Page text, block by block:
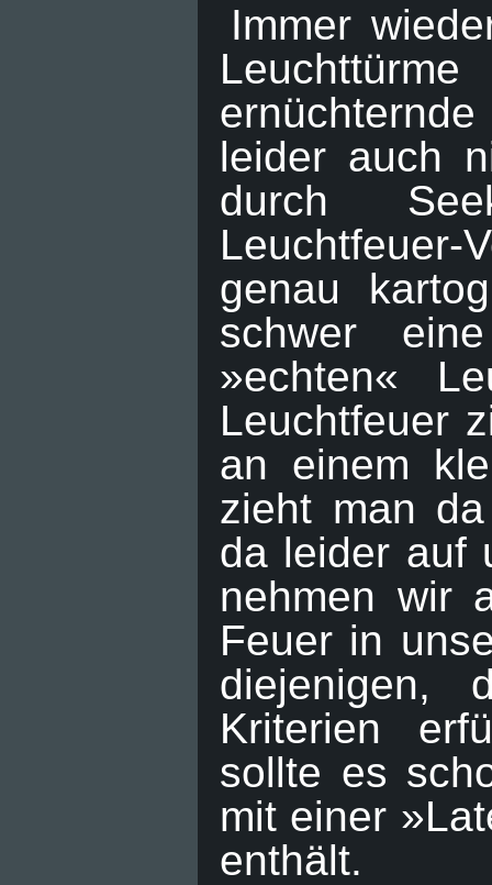
Immer
leider auch
durch
genau
schwer
»echten«
Leuchtfeuer
an einem
zieht man
da leider auf
nehmen wir
Feuer in
diejenigen,
Kriterien
sollte es
mit einer
enthält.